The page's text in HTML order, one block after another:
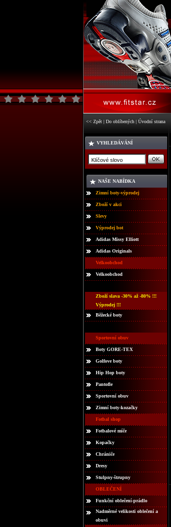
<< Zpět | Do oblíbených | Úvodní strana
VYHLEDÁVÁNÍ
NAŠE NABÍDKA
Zimní boty-výprodej
Zboží v akci
Slevy
Výprodej bot
Adidas Missy Elliott
Adidas Originals
Velkoobchod
Velkoobchod
Zboží slava -30% až -80% !!!
Výprodej !!!
Běžecké boty
Sportovní obuv
Boty GORE-TEX
Golfove boty
Hip Hop boty
Pantofle
Sportovní obuv
Zimní boty-kozačky
Fotbal shop
Fotbalové míče
Kopačky
Chrániče
Dresy
Stulpny-štrupny
OBLEČENÍ
Funkční oblečení-prádlo
Nadměrné velikosti oblečení a
obuvi